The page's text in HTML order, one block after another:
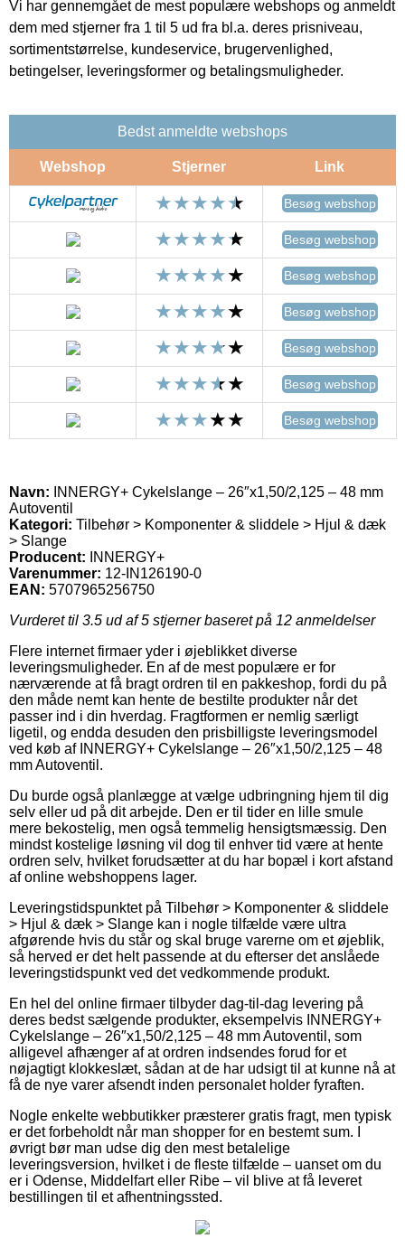
Vi har gennemgået de mest populære webshops og anmeldt
dem med stjerner fra 1 til 5 ud fra bl.a. deres prisniveau,
sortimentstørrelse, kundeservice, brugervenlighed,
betingelser, leveringsformer og betalingsmuligheder.
Bedst anmeldte webshops
Webshop Stjerner Link
Besøg webshop
Besøg webshop
Besøg webshop
Besøg webshop
Besøg webshop
Besøg webshop
Besøg webshop
Navn: INNERGY+ Cykelslange – 26″x1,50/2,125 – 48 mm
Autoventil
Kategori: Tilbehør > Komponenter & sliddele > Hjul & dæk
> Slange
Producent:
INNERGY+
Varenummer: 12-IN126190-0
EAN: 5707965256750
Vurderet til 3.5 ud af 5 stjerner baseret på 12 anmeldelser
Flere internet firmaer yder i øjeblikket diverse
leveringsmuligheder. En af de mest populære er for
nærværende at få bragt ordren til en pakkeshop, fordi du på
den måde nemt kan hente de bestilte produkter når det
passer ind i din hverdag. Fragtformen er nemlig særligt
ligetil, og endda desuden den prisbilligste leveringsmodel
ved køb af INNERGY+ Cykelslange – 26″x1,50/2,125 – 48
mm Autoventil.
Du burde også planlægge at vælge udbringning hjem til dig
selv eller ud på dit arbejde. Den er til tider en lille smule
mere bekostelig, men også temmelig hensigtsmæssig. Den
mindst kostelige løsning vil dog til enhver tid være at hente
ordren selv, hvilket forudsætter at du har bopæl i kort afstand
af online webshoppens lager.
Leveringstidspunktet på Tilbehør > Komponenter & sliddele
> Hjul & dæk > Slange kan i nogle tilfælde være ultra
afgørende hvis du står og skal bruge varerne om et øjeblik,
så herved er det helt passende at du efterser det anslåede
leveringstidspunkt ved det vedkommende produkt.
En hel del online firmaer tilbyder dag-til-dag levering på
deres bedst sælgende produkter, eksempelvis INNERGY+
Cykelslange – 26″x1,50/2,125 – 48 mm Autoventil, som
alligevel afhænger af at ordren indsendes forud for et
nøjagtigt klokkeslæt, sådan at de har udsigt til at kunne nå at
få de nye varer afsendt inden personalet holder fyraften.
Nogle enkelte webbutikker præsterer gratis fragt, men typisk
er det forbeholdt når man shopper for en bestemt sum. I
øvrigt bør man udse dig den mest betalelige
leveringsversion, hvilket i de fleste tilfælde – uanset om du
er i Odense, Middelfart eller Ribe – vil blive at få leveret
bestillingen til et afhentningssted.